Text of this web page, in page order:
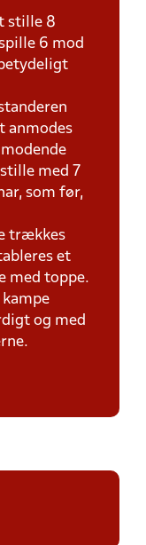
stille 8
6 mod
anmodes
med 7
som før,
trækkes
et
med toppe.
og med